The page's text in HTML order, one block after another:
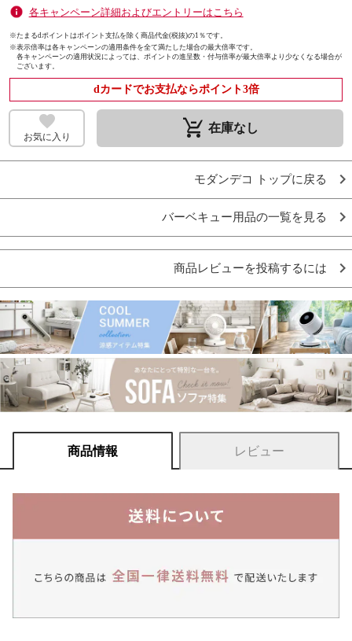
各キャンペーン詳細およびエントリーはこちら
※たまるdポイントはポイント支払を除く商品代金(税抜)の1％です。
※表示倍率は各キャンペーンの適用条件を全て満たした場合の最大倍率です。
各キャンペーンの適用状況によっては、ポイントの進呈数・付与倍率が最大倍率より少なくなる場合が
ございます。
dカードでお支払ならポイント3倍
お気に入り remove_shopping_cart 在庫なし
モダンデコ トップに戻る
バーベキュー用品の一覧を見る
商品レビューを投稿するには
商品情報 レビュー